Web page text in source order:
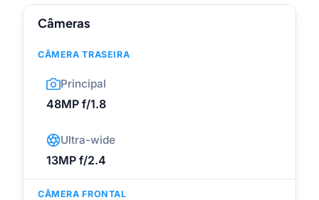
Câmeras
CÂMERA TRASEIRA
Principal
48MP f/1.8
Ultra-wide
13MP f/2.4
CÂMERA FRONTAL